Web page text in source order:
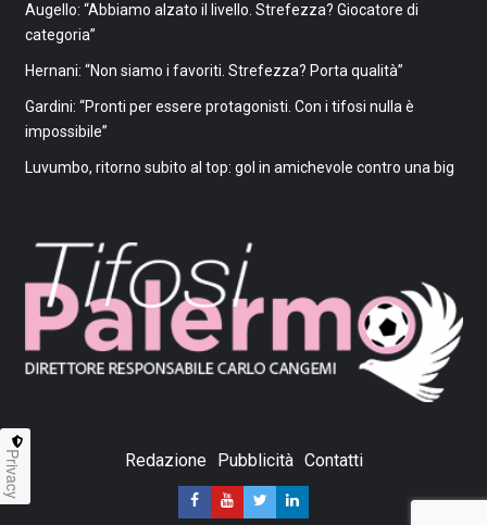
Augello: “Abbiamo alzato il livello. Strefezza? Giocatore di
categoria”
Hernani: “Non siamo i favoriti. Strefezza? Porta qualità”
Gardini: “Pronti per essere protagonisti. Con i tifosi nulla è
impossibile”
Luvumbo, ritorno subito al top: gol in amichevole contro una big
Redazione Pubblicità Contatti
Privacy